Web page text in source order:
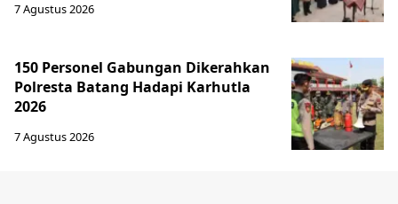
7 Agustus 2026
150 Personel Gabungan Dikerahkan
Polresta Batang Hadapi Karhutla
2026
7 Agustus 2026